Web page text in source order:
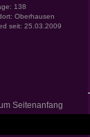
138
Oberhausen
seit: 25.03.2009